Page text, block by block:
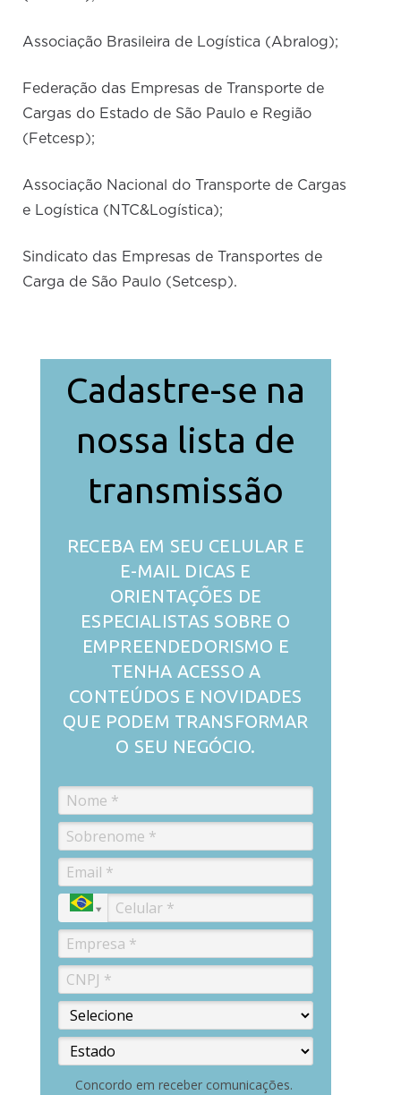
Associação Brasileira de Logística (Abralog);
Federação das Empresas de Transporte de
Cargas do Estado de São Paulo e Região
(Fetcesp);
Associação Nacional do Transporte de Cargas
e Logística (NTC&Logística);
Sindicato das Empresas de Transportes de
Carga de São Paulo (Setcesp).
Cadastre-se na
nossa lista de
transmissão
RECEBA EM SEU CELULAR E
E-MAIL DICAS E
ORIENTAÇÕES DE
ESPECIALISTAS SOBRE O
EMPREENDEDORISMO E
TENHA ACESSO A
CONTEÚDOS E NOVIDADES
QUE PODEM TRANSFORMAR
O SEU NEGÓCIO.
Concordo em receber comunicações.